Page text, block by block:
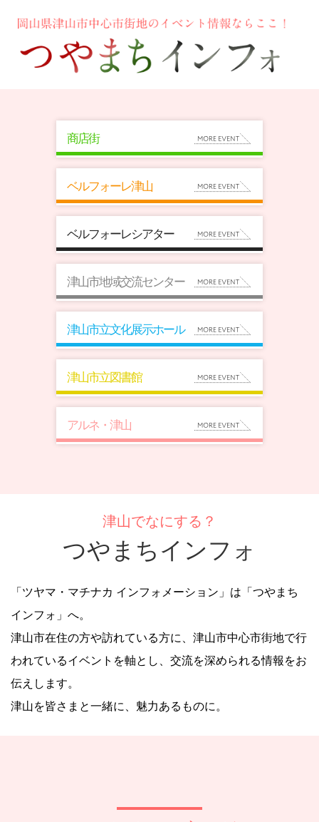
商店街
ベルフォーレ津山
ベルフォーレシアター
津山市地域交流センター
津山市立文化展示ホール
津山市立図書館
アルネ・津山
津山でなにする？
つやまちインフォ
「ツヤマ・マチナカ インフォメーション」は「つやまち
インフォ」へ。
津山市在住の方や訪れている方に、津山市中心市街地で行
われているイベントを軸とし、交流を深められる情報をお
伝えします。
津山を皆さまと一緒に、魅力あるものに。